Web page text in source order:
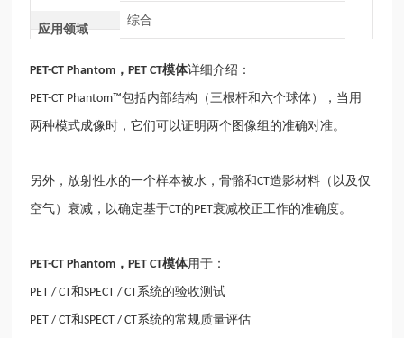
应用领域
综合
PET-CT Phantom ，PET CT模体详细介绍：
PET-CT Phantom™包括内部结构（三根杆和六个球体），当用
两种模式成像时，它们可以证明两个图像组的准确对准。
另外，放射性水的一个样本被水，骨骼和CT造影材料（以及仅
空气）衰减，以确定基于CT的PET衰减校正工作的准确度。
PET-CT Phantom ，PET CT模体用于：
PET / CT和SPECT / CT系统的验收测试
PET / CT和SPECT / CT系统的常规质量评估